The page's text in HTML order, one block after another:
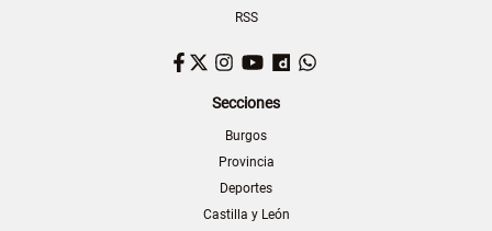
RSS
Facebook
TwitterInstagram
YouTubeDailymotion
Secciones
Burgos
Provincia
Deportes
Castilla y León